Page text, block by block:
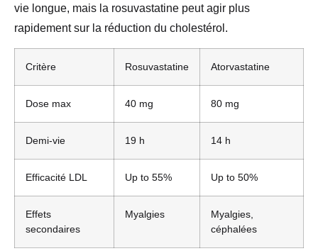
vie longue, mais la rosuvastatine peut agir plus
rapidement sur la réduction du cholestérol.
Critère Rosuvastatine Atorvastatine
Dose max 40 mg 80 mg
Demi-vie 19 h 14 h
Efficacité LDL Up to 55% Up to 50%
Effets
secondaires
Myalgies
Myalgies,
céphalées